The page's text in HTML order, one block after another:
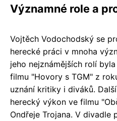
Významné role a
Vojtěch Vodochodský se
herecké práci v mnoha
jeho nejznámějších rolí
filmu "Hovory s TGM" z
uznání kritiky i diváků.
herecký výkon ve filmu
Ondřeje Trojana. V divadle